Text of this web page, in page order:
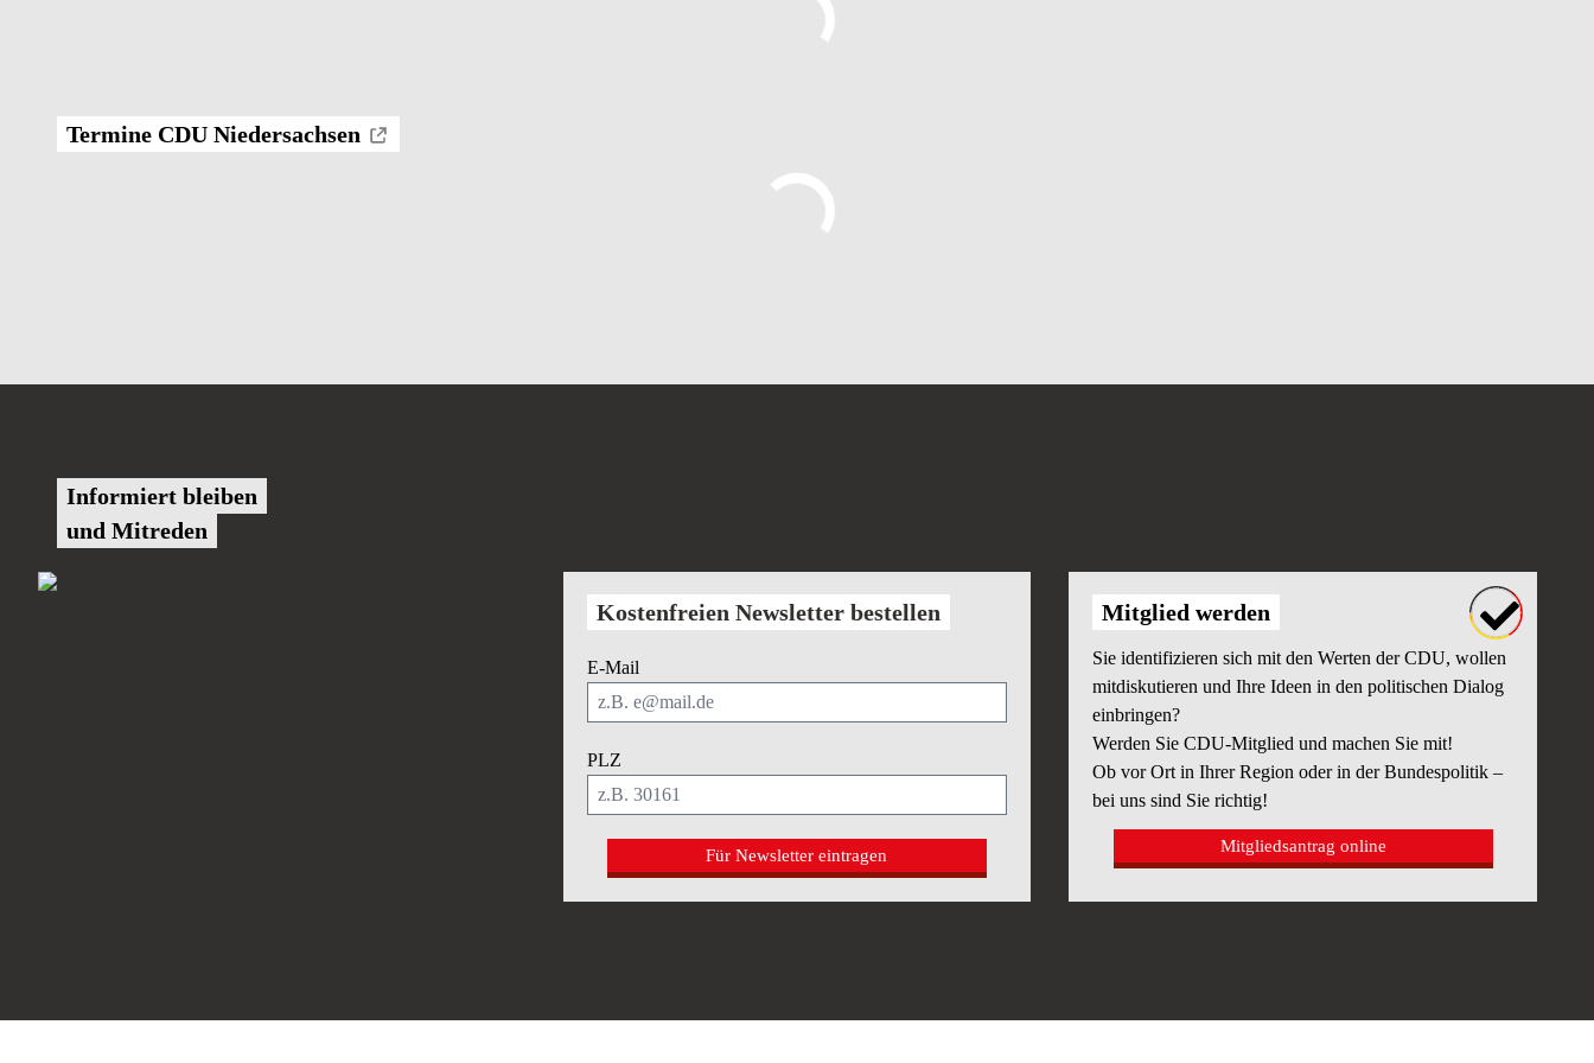
Termine CDU Niedersachsen
Informiert bleiben
und Mitreden
Kostenfreien Newsletter bestellen
E-Mail
PLZ
Für Newsletter eintragen
Mitglied werden
Sie identifizieren sich mit den Werten der CDU, wollen
mitdiskutieren und Ihre Ideen in den politischen Dialog
einbringen?
Werden Sie CDU-Mitglied und machen Sie mit!
Ob vor Ort in Ihrer Region oder in der Bundespolitik –
bei uns sind Sie richtig!
Mitgliedsantrag online